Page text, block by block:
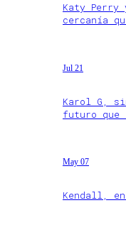
Katy Perry
cercanía
Jul 21
Karol G,
futuro que
May 07
Kendall,